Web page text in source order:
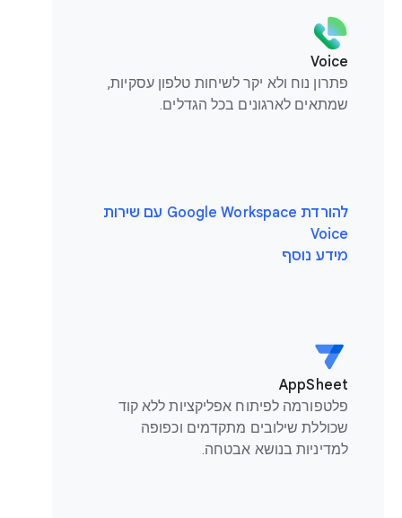
Voice
פתרון נוח ולא יקר לשיחות טלפון עסקיות,
שמתאים לארגונים בכל הגדלים.
להורדת Google Workspace עם שירות
Voice
מידע נוסף
AppSheet
פלטפורמה לפיתוח אפליקציות ללא קוד
שכוללת שילובים מתקדמים וכפופה
למדיניות בנושא אבטחה.